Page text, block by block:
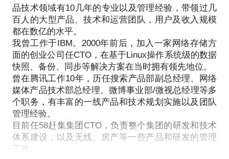
探讨产品发展路径。
PS.在选择与我见面前，请把你的问题更具体化。毕
竟一小时的谈话只能解决一个小问题。请把你的问题
提前发给我，方便我做更精确的准备，提升见面效
品技术领域有10几年的专业以及管理经验，带领过几
百人的大型产品、技术和运营团队，用户及收入规模
都在数亿的水平。
我曾工作于IBM。2000年前后，加入一家网络存储方
面的创业公司任CTO，在基于Linux操作系统级的数据
快照、备份、同步等解决方案在当时拥有领先地位。
曾在腾讯工作10年，历任搜索产品部副总经理、网络
媒体产品技术部总经理、微博事业部/微视总经理等多
个职务，有丰富的一线产品和技术规划实施以及团队
管理经验。
目前任58赶集集团CTO，负责整个集团的研发和技术
体系建设，以及无线、房产等一些产品和研发的管理